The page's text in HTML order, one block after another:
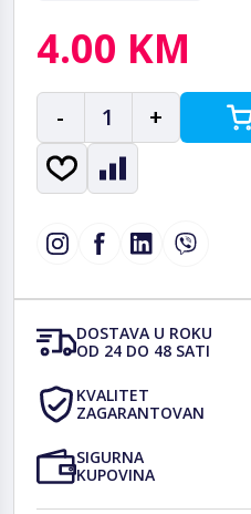
4.00 KM
- 1 +
DOSTAVA U ROKU
OD 24 DO 48 SATI
KVALITET
ZAGARANTOVAN
SIGURNA
KUPOVINA